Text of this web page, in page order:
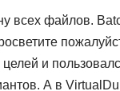
всех файлов.
и
А в